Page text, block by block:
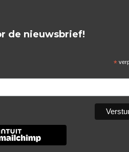
de nieuwsbrief!
*